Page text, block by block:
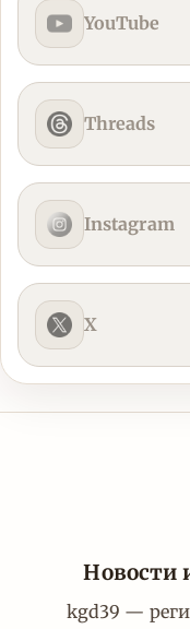
YouTube
Threads
Instagram
X
Новости
kgd39 —